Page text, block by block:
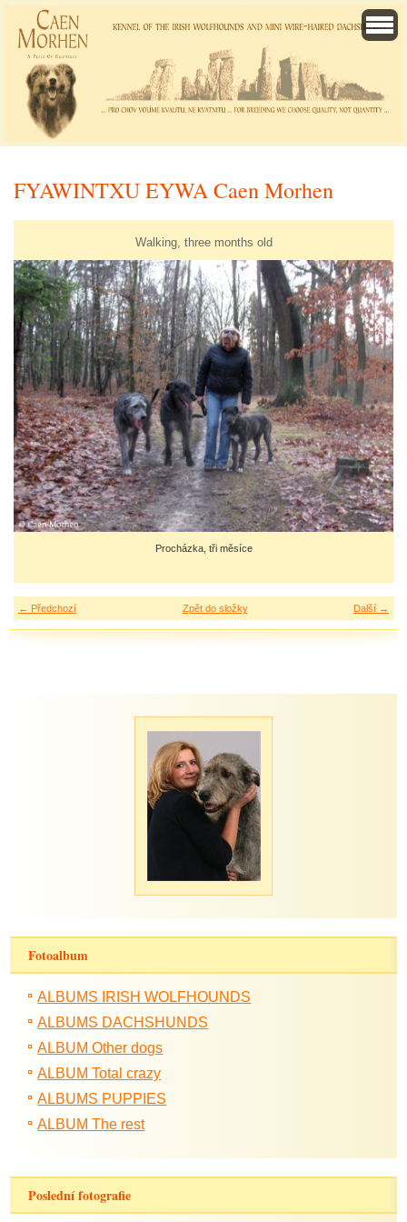
FYAWINTXU EYWA Caen Morhen
Walking, three months old
Procházka, tři měsíce
← Předchozí Další →
Zpět do složky
Fotoalbum
ALBUMS IRISH WOLFHOUNDS
ALBUMS DACHSHUNDS
ALBUM Other dogs
ALBUM Total crazy
ALBUMS PUPPIES
ALBUM The rest
Poslední fotografie